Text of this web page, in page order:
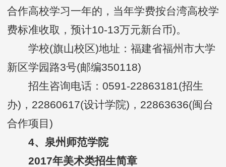
合作高校学习一年的，当年学费按台湾高校学
费标准收取，预计10-13万元新台币)。
学校(旗山校区)地址：福建省福州市大学
新区学园路3号(邮编350118)
招生咨询电话：0591-22863181(招生
办)，22860617(设计学院)，22863636(闽台
合作项目)
4、泉州师范学院
2017年美术类招生简章